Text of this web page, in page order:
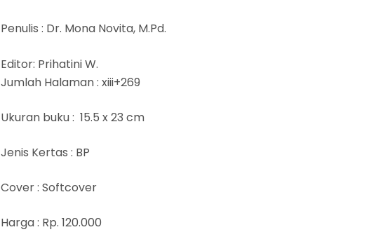
Penulis : Dr. Mona Novita, M.Pd.
Editor: Prihatini W.
Jumlah Halaman : xiii+269
Ukuran buku : 15.5 x 23 cm
Jenis Kertas : BP
Cover : Softcover
Harga : Rp. 120.000